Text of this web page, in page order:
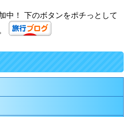
中！ 下のボタンをポチっとして